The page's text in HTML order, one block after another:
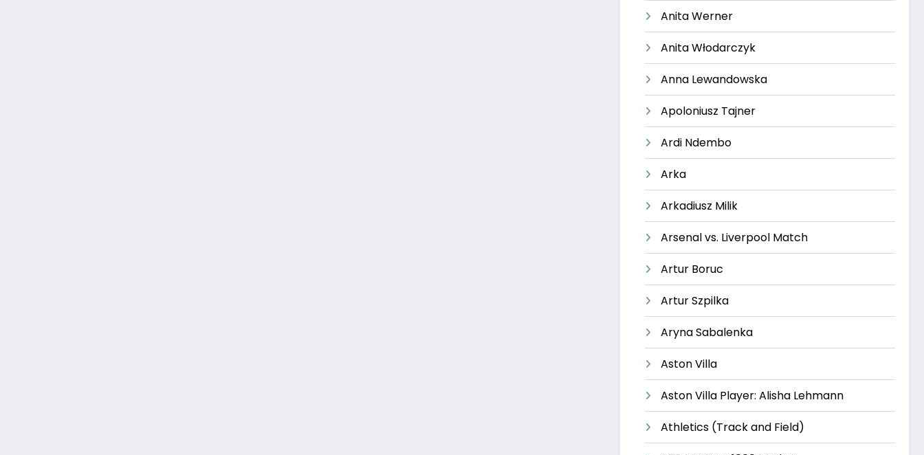
Anita Werner
Anita Włodarczyk
Anna Lewandowska
Apoloniusz Tajner
Ardi Ndembo
Arka
Arkadiusz Milik
Arsenal vs. Liverpool Match
Artur Boruc
Artur Szpilka
Aryna Sabalenka
Aston Villa
Aston Villa Player: Alisha Lehmann
Athletics (Track and Field)